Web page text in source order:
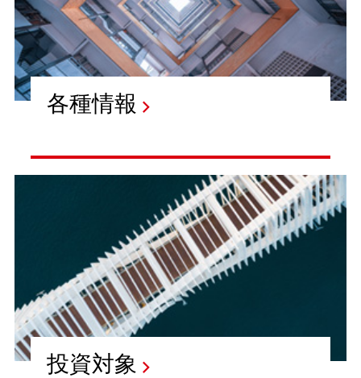
各種情報
投資対象